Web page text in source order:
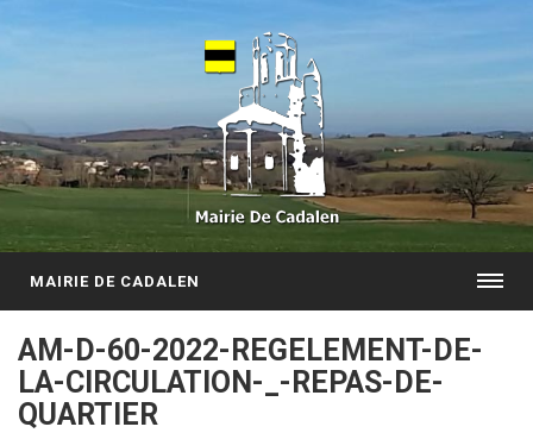
MAIRIE DE CADALEN
AM-D-60-2022-REGELEMENT-DE-
LA-CIRCULATION-_-REPAS-DE-
QUARTIER